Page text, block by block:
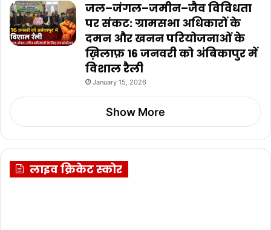
जल–जंगल–जमीन–जैव विविधता
पर संकट: ग्रामसभा अधिकारों के
दमन और खनन परियोजनाओं के
ख़िलाफ़ 16 जनवरी को अंबिकापुर में
विशाल रैली
January 15, 2026
Show More
लाइव क्रिकेट स्कोर